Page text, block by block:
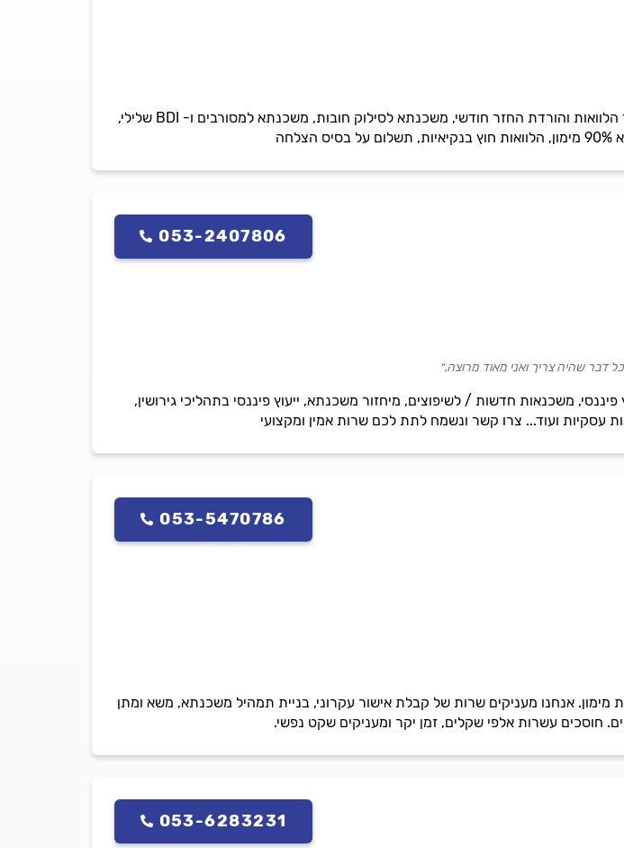
משכנתא חדשה, מיחזור משכנתא, משכנתאות לתושבי חוץ, איחוד הלוואות והורדת החזר חודשי, משכנתא לסילוק חובות, משכנתא למסורבים ו- BDI שלילי,
053-2407806
משכנאות חדשות / לשיפוצים, מיחזור משכנתא, ייעוץ פיננסי בתהליכי גירושין,
עסקיות ועוד... צרו קשר ונשמח לתת לכם שרות אמין ומקצועי
דבר שהיה צריך ואני מאוד מרוצה.״
053-5470786
מימון. אנחנו מעניקים שרות של קבלת אישור עקרוני, בניית תמהיל משכנתא, משא ומתן
חוסכים עשרות אלפי שקלים, זמן יקר ומעניקים שקט נפשי.
053-6283231